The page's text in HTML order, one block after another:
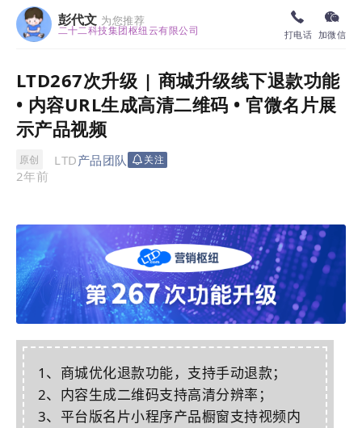
彭代文 为您推荐
二十二科技集团枢纽云有限公司 打电话 加微信
LTD267次升级 | 商城升级线下退款功能
• 内容URL生成高清二维码 • 官微名片展
示产品视频
原创 LTD产品团队 关注
2年前
1、商城优化退款功能，支持手动退款；
2、内容生成二维码支持高清分辨率；
3、平台版名片小程序产品橱窗支持视频内